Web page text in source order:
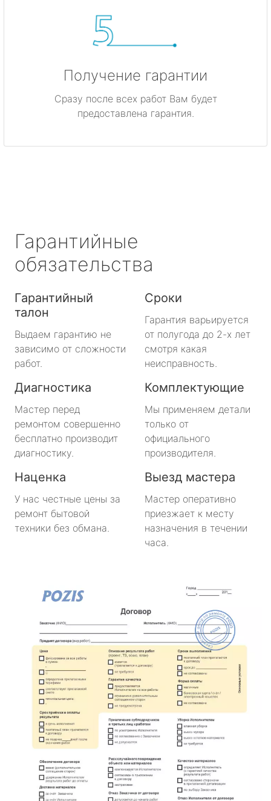
Получение гарантии
Сразу после всех работ Вам будет
предоставлена гарантия.
Гарантийные
обязательства
Гарантийный
талон
Выдаем гарантию не
зависимо от сложности
работ.
Сроки
Гарантия варьируется
от полугода до 2-х лет
смотря какая
неисправность.
Диагностика
Мастер перед
ремонтом совершенно
бесплатно производит
диагностику.
Комплектующие
Мы применяем детали
только от
официального
производителя.
Наценка
У нас честные цены за
ремонт бытовой
техники без обмана.
Выезд мастера
Мастер оперативно
приезжает к месту
назначения в течении
часа.